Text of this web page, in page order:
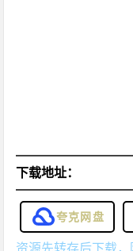
下载地址：
夸克网盘
资源先转存后下载